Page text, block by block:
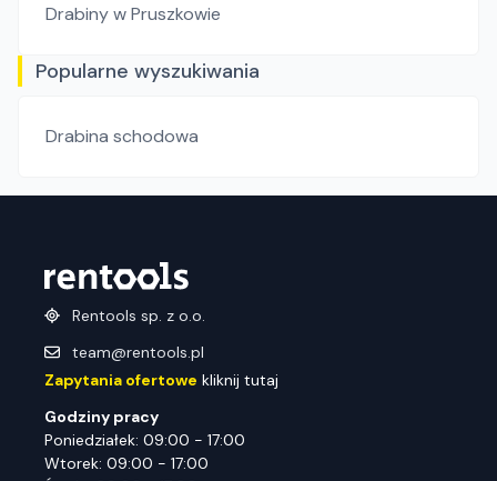
Drabinyw Pruszkowie
Popularne wyszukiwania
Drabina schodowa
Rentools sp. z o.o.
team@rentools.pl
Zapytania ofertowe kliknij tutaj
Godziny pracy
Poniedziałek: 09:00 - 17:00
Wtorek: 09:00 - 17:00